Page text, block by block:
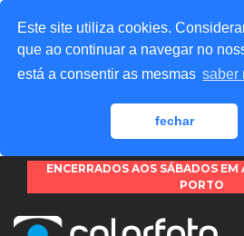
Este site utiliza cookies.
que ao continuar a navegar no
está a consentir as mesmas saber
fechar
ENCERRADOS AOS SÁBADOS
PORTO